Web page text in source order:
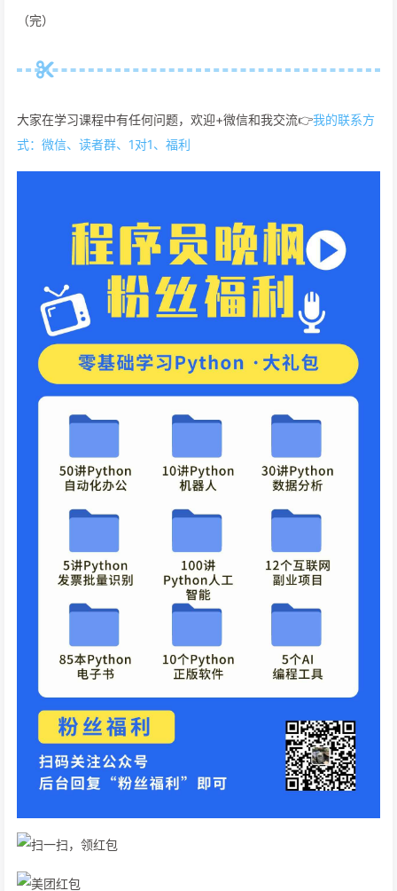
（完）
大家在学习课程中有任何问题，欢迎+微信和我交流👉我的联系方
式：微信、读者群、1对1、福利